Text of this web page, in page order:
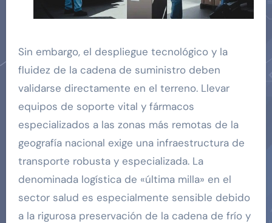
Sin embargo, el despliegue tecnológico y la
fluidez de la cadena de suministro deben
validarse directamente en el terreno. Llevar
equipos de soporte vital y fármacos
especializados a las zonas más remotas de la
geografía nacional exige una infraestructura de
transporte robusta y especializada. La
denominada logística de «última milla» en el
sector salud es especialmente sensible debido
a la rigurosa preservación de la cadena de frío y